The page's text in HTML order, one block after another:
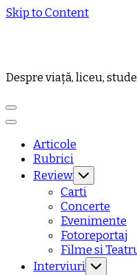
Skip to Content
Despre viață, liceu,
Articole
Rubrici
Review
Carti
Concerte
Evenimente
Fotoreportaj
Filme si
Interviuri